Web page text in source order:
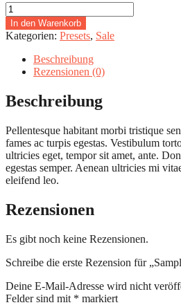
Sample
Product
Three
Menge
In den Warenkorb
Kategorien: Presets, Sale
Beschreibung
Rezensionen (0)
Beschreibung
Pellentesque habitant morbi tristique
fames ac turpis egestas. Vestibulum
ultricies eget, tempor sit amet, ante.
egestas semper. Aenean ultricies mi
eleifend leo.
Rezensionen
Es gibt noch keine Rezensionen.
Schreibe die erste Rezension für
Deine E-Mail-Adresse wird nicht
Felder sind mit * markiert